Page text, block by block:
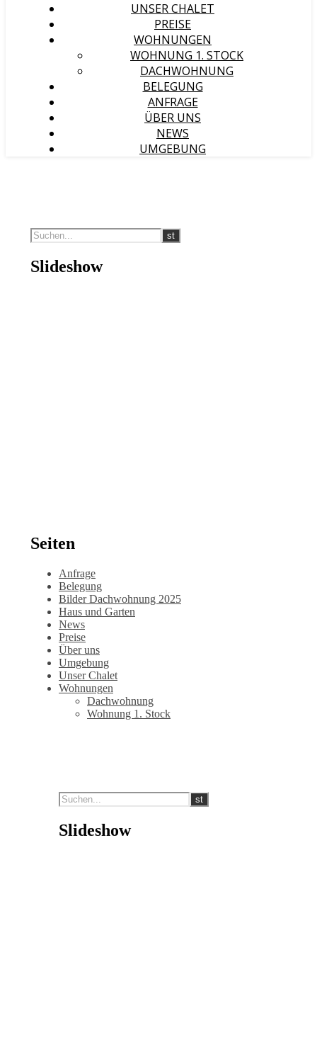
UNSER CHALET
PREISE
WOHNUNGEN
WOHNUNG 1. STOCK
DACHWOHNUNG
BELEGUNG
ANFRAGE
ÜBER UNS
NEWS
UMGEBUNG
Slideshow
Seiten
Anfrage
Belegung
Bilder Dachwohnung 2025
Haus und Garten
News
Preise
Über uns
Umgebung
Unser Chalet
Wohnungen
Dachwohnung
Wohnung 1. Stock
Slideshow